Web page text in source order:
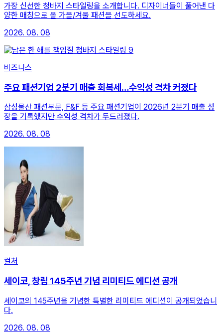
가장 신선한 청바지 스타일링을 소개합니다. 디자이너들이 풀어낸 다
양한 매칭으로 올 가을/겨울 패션을 선도하세요.
2026. 08. 08
비즈니스
주요 패션기업 2분기 매출 회복세…수익성 격차 커졌다
삼성물산 패션부문, F&F 등 주요 패션기업이 2026년 2분기 매출 성
장을 기록했지만 수익성 격차가 두드러졌다.
2026. 08. 08
컬처
세이코, 창립 145주년 기념 리미티드 에디션 공개
세이코의 145주년을 기념한 특별한 리미티드 에디션이 공개되었습니
다.
2026. 08. 08